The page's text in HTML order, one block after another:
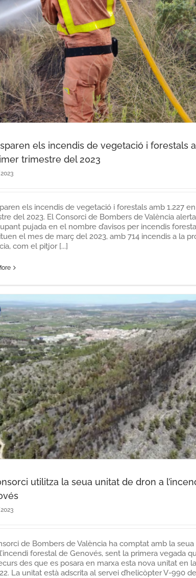
els incendis de vegetació i forestals
trimestre del 2023
els incendis de vegetació i forestals amb 1.227
del 2023. El Consorci de Bombers de València alerta
pujada en el nombre d’avisos per incendis
el mes de març del 2023, amb 714 incendis a la
com el pitjor [...]
utilitza la seua unitat de dron a
de Bombers de València ha comptat amb la
forestal de Genovés, sent la primera vegada
des que es posara en marxa esta nova unitat en
La unitat està adscrita al servei d’helicòpter V-990